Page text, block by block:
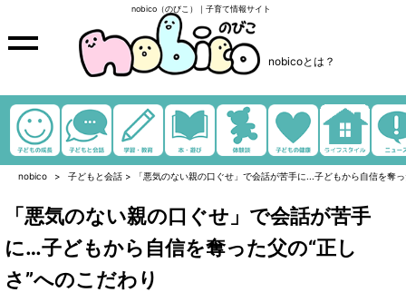
nobico（のびこ）｜子育て情報サイト
nobicoとは？
nobico 子どもと会話 > 「悪気のない親の口ぐせ」で会話が苦手に...子どもから自信を奪
「悪気のない親の口ぐせ」で会話が苦手
に…子どもから自信を奪った父の“正し
さ”へのこだわり